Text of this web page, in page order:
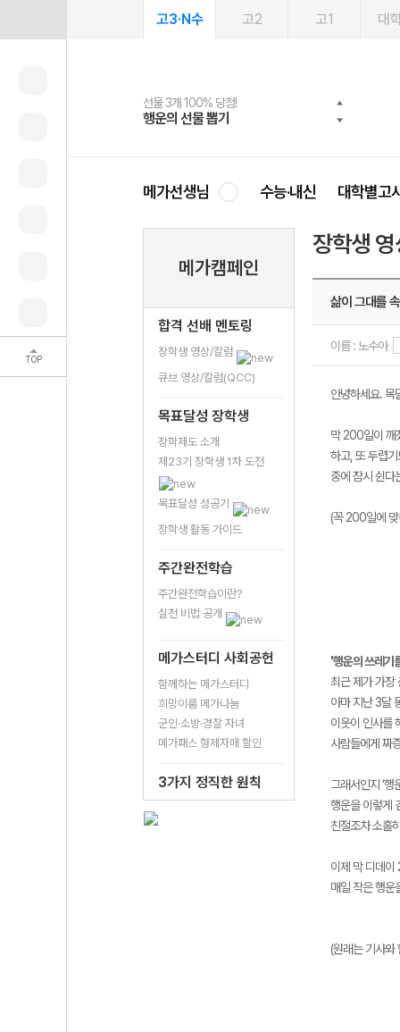
TOP
고3·N수 고2 고1 대
선물 3개 100% 당첨!
행운의 선물 뽑기
선물 100% 증정!
메가스터디 X 올리브
여름방학 스터디 캐시백
메가런 썸머스쿨
2027 러셀 단과
강사 공개선발
스마트러닝앱
설문 EVENT
메가패스
3일 무료 체험권
메가패스 수강생 무료혜택!
메가클럽 멤버십
사회공헌 캠페인
희망이룸 메가나눔
메가선생님 수능·내신 대학별고
메가캠페인
합격 선배 멘토링
장학생 영상/칼럼
큐브 영상/칼럼(QCC)
목표달성 장학생
장학제도 소개
제23기 장학생 1차 도전
목표달성 성공기
장학생 활동 가이드
주간완전학습
주간완전학습이란?
실천 비법 공개
메가스터디 사회공헌
함께하는 메가스터디
희망이룸 메가나눔
군인·소방·경찰 자녀
메가패스 형제자매 할인
3가지 정직한 원칙
장학생
삶이 그대를
이름 : 노수아
안녕하세요. 목
막 200일이 깨
하고, 또 두렵
중에 잠시 쉰다
(꼭 200일에 맞
'행운의 쓰레기
최근 제가 가장
아마 지난 3달
이웃이 인사를
사람들에게 짜
그래서인지 ‘
행운을 이렇게
친절조차 소홀
이제 막 디데이
매일 작은 행운
(원래는 기사와